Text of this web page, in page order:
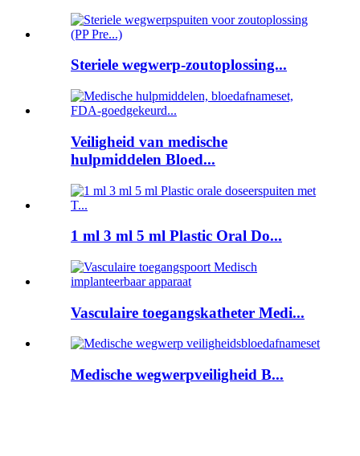
Steriele wegwerp-zoutoplossing...
Veiligheid van medische
hulpmiddelen Bloed...
1 ml 3 ml 5 ml Plastic Oral Do...
Vasculaire toegangskatheter Medi...
Medische wegwerpveiligheid B...